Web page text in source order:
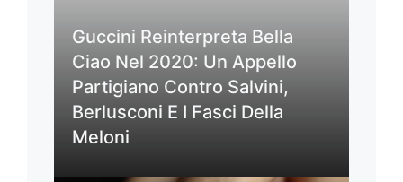
Guccini Reinterpreta Bella
Ciao Nel 2020: Un Appello
Partigiano Contro Salvini,
Berlusconi E I Fasci Della
Meloni